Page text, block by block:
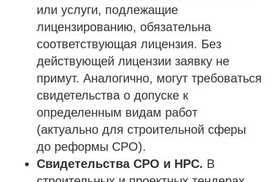
или услуги, подлежащие
лицензированию, обязательна
соответствующая лицензия. Без
действующей лицензии заявку не
примут. Аналогично, могут требоваться
свидетельства о допуске к
определенным видам работ
(актуально для строительной сферы
до реформы СРО).
Свидетельства СРО и НРС. В